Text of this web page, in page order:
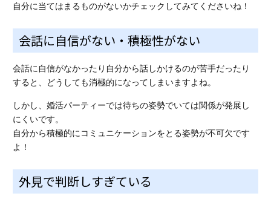
自分に当てはまるものがないかチェックしてみてくださいね！
会話に自信がない・積極性がない
会話に自信がなかったり自分から話しかけるのが苦手だったり
すると、どうしても消極的になってしまいますよね。
しかし、婚活パーティーでは待ちの姿勢でいては関係が発展し
にくいです。
自分から積極的にコミュニケーションをとる姿勢が不可欠です
よ！
外見で判断しすぎている